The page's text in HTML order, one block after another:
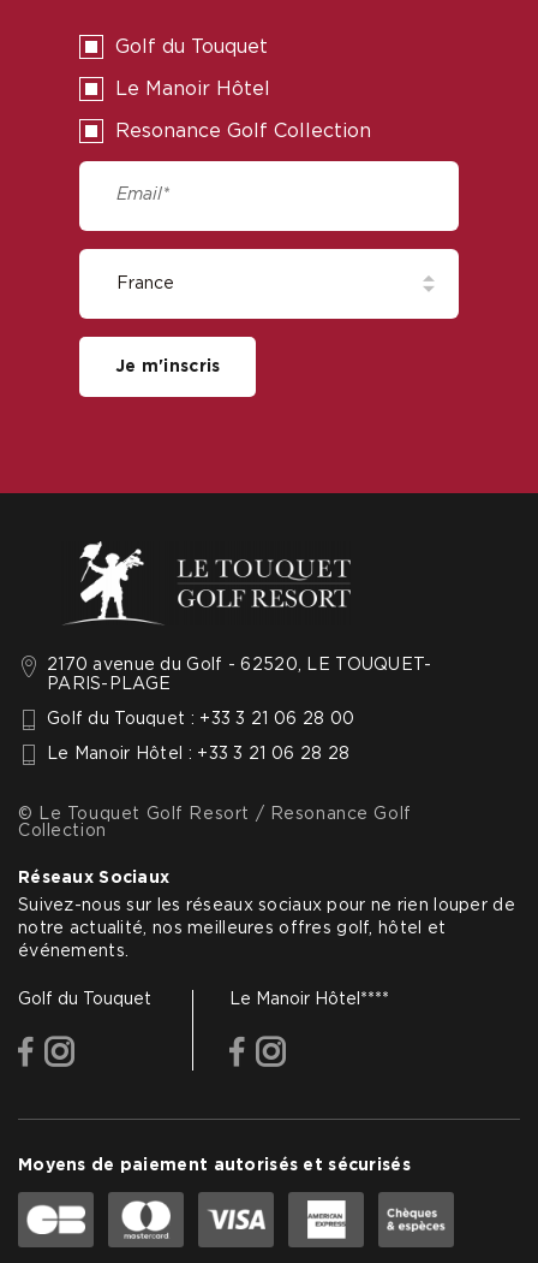
2170 avenue du Golf - 62520, LE TOUQUET-
PARIS-PLAGE
Golf du Touquet : +33 3 21 06 28 00
Le Manoir Hôtel : +33 3 21 06 28 28
© Le Touquet Golf Resort / Resonance Golf
Collection
Réseaux Sociaux
Suivez-nous sur les réseaux sociaux pour ne rien louper de
notre actualité, nos meilleures offres golf, hôtel et
événements.
Golf du Touquet
facebook
Le Manoir Hôtel****
facebook
Moyens de paiement autorisés et sécurisés
Golf du Touquet
Le Manoir Hôtel
Resonance Golf Collection
Je m'inscris